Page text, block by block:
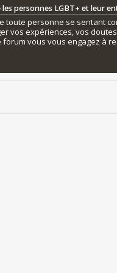
personnes LGBT+ et leur
toute personne se sentant
vos expériences, vos
forum vous vous engagez à